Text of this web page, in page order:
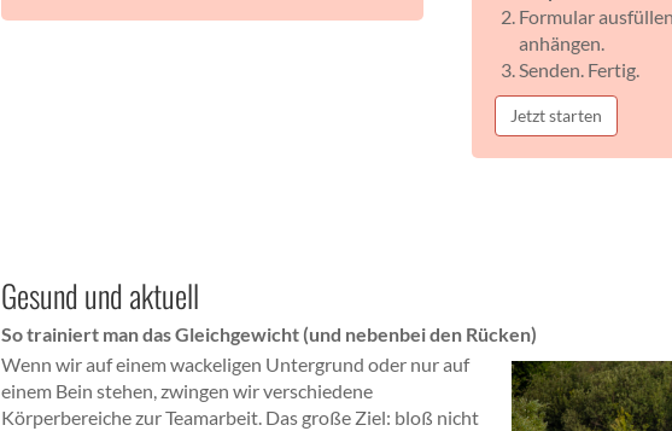
Formular
anhängen.
Senden. Fertig.
Jetzt starten
Gesund und aktuell
So trainiert man das Gleichgewicht (und nebenbei den Rücken)
Wenn wir auf einem wackeligen Untergrund oder nur auf
einem Bein stehen, zwingen wir verschiedene
Körperbereiche zur Teamarbeit. Das große Ziel: bloß nicht